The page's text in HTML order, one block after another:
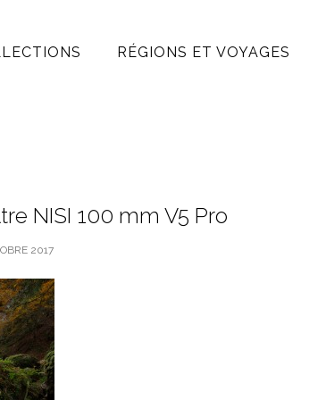
RÉGIONS ET VOYAGES
NISI 100 mm V5 Pro
2017